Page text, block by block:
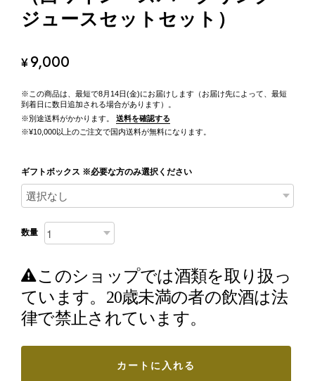
ジュースセットセット）
¥9,000
※この商品は、最短で8月14日(金)にお届けします（お届け先によって、最短
到着日に数日追加される場合があります）。
※別途送料がかかります。
送料を確認する
※¥10,000以上のご注文で国内送料が無料になります。
ギフトボックス ※必要な方のみ選択ください
数量
このショップでは酒類を取り扱っ
ています。20歳未満の者の飲酒は法
律で禁止されています。
カートに入れる